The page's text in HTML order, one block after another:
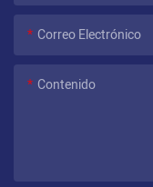
Correo Electrónico
Contenido